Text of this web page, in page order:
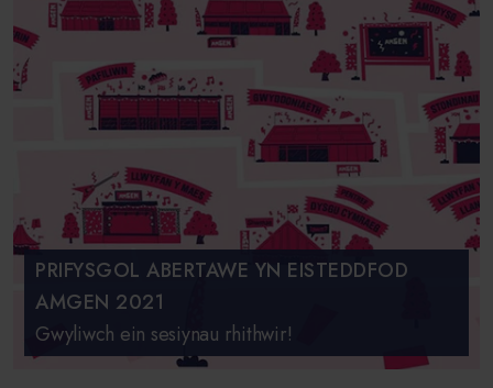
PRIFYSGOL ABERTAWE YN EISTEDDFOD
AMGEN 2021
Gwyliwch ein sesiynau rhithwir!